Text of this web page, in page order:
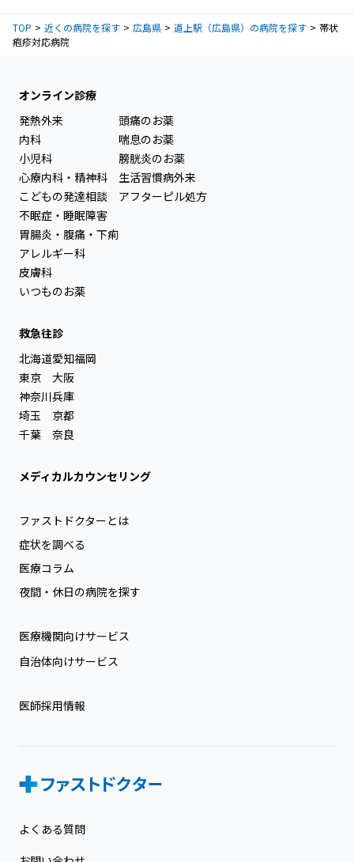
TOP 近くの病院を探す 広島県 道上駅（広島県）の病院を探す
帯状
疱疹対応病院
オンライン診療
発熱外来
内科
小児科
心療内科・精神科
こどもの発達相談
不眠症・睡眠障害
胃腸炎・腹痛・下痢
アレルギー科
皮膚科
いつものお薬
頭痛のお薬
喘息のお薬
膀胱炎のお薬
生活習慣病外来
アフターピル処方
救急往診
北海道
東京
神奈川
埼玉
千葉
愛知
大阪
兵庫
京都
奈良
福岡
メディカルカウンセリング
ファストドクターとは
症状を調べる
医療コラム
夜間・休日の病院を探す
医療機関向けサービス
自治体向けサービス
医師採用情報
よくある質問